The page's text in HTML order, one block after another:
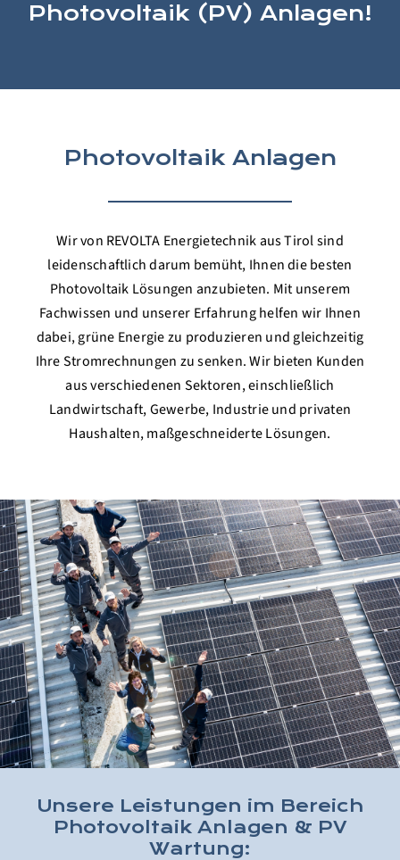
Photovoltaik (PV) Anlagen!
Photovoltaik Anlagen
Wir von REVOLTA Energietechnik aus Tirol sind
leidenschaftlich darum bemüht, Ihnen die besten
Photovoltaik Lösungen anzubieten. Mit unserem
Fachwissen und unserer Erfahrung helfen wir Ihnen
dabei, grüne Energie zu produzieren und gleichzeitig
Ihre Stromrechnungen zu senken. Wir bieten Kunden
aus verschiedenen Sektoren, einschließlich
Landwirtschaft, Gewerbe, Industrie und privaten
Haushalten, maßgeschneiderte Lösungen.
Unsere Leistungen im Bereich
Photovoltaik Anlagen & PV
Wartung: